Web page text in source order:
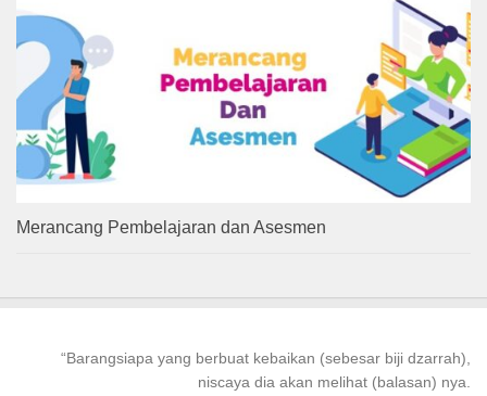
Merancang Pembelajaran dan Asesmen
“Barangsiapa yang berbuat kebaikan (sebesar biji dzarrah),
niscaya dia akan melihat (balasan) nya.